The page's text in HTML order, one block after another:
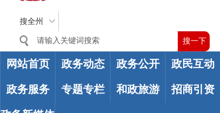
搜全州
网站首页 政务动态 政务公开 政民互动
政务服务 专题专栏 和政旅游 招商引资